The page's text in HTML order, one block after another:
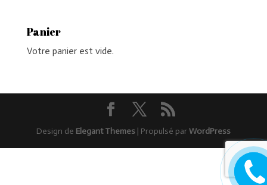
Panier
Votre panier est vide.
Design de Elegant Themes| Propulsé par WordPress
moi